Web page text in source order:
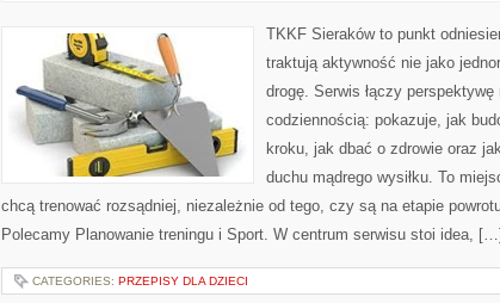
TKKF Sieraków to punkt
traktują aktywność nie jako
drogę. Serwis łączy perspektywę
codziennością: pokazuje, jak
kroku, jak dbać o zdrowie oraz
duchu mądrego wysiłku. To
chcą trenować rozsądniej, niezależnie od tego, czy są na etapie
Polecamy Planowanie treningu i Sport. W centrum serwisu stoi idea, […]
CATEGORIES: PRZEPISY DLA DZIECI